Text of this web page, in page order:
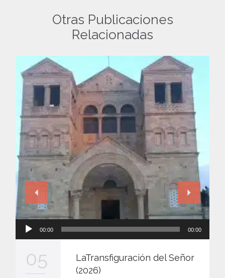
Otras Publicaciones
Relacionadas
00:00 00:00
05
LaTransfiguración del Señor
(2026)